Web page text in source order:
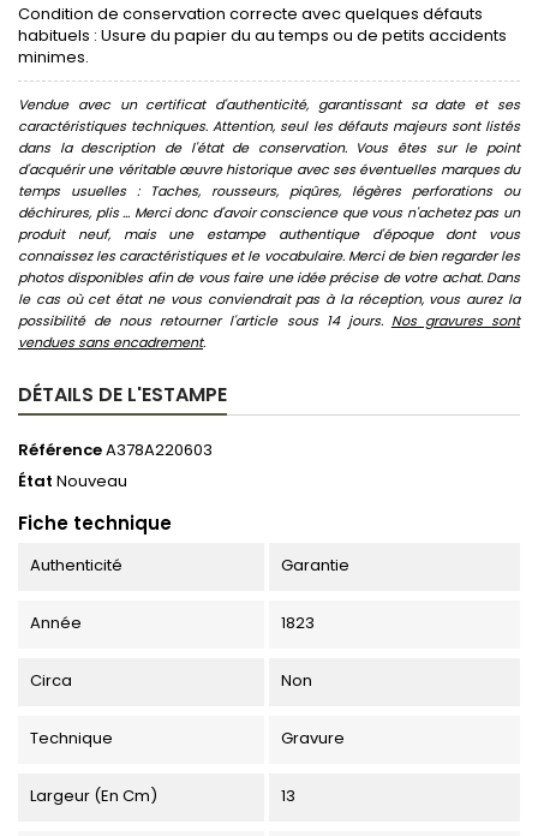
Condition de conservation correcte avec quelques défauts
habituels : Usure du papier du au temps ou de petits accidents
minimes.
Vendue avec un certificat d'authenticité, garantissant sa date et ses
caractéristiques techniques. Attention, seul les défauts majeurs sont listés
dans la description de l'état de conservation. Vous êtes sur le point
d'acquérir une véritable œuvre historique avec ses éventuelles marques du
temps usuelles : Taches, rousseurs, piqûres, légères perforations ou
déchirures, plis ... Merci donc d'avoir conscience que vous n'achetez pas un
produit neuf, mais une estampe authentique d'époque dont vous
connaissez les caractéristiques et le vocabulaire. Merci de bien regarder les
photos disponibles afin de vous faire une idée précise de votre achat. Dans
le cas où cet état ne vous conviendrait pas à la réception, vous aurez la
possibilité de nous retourner l'article sous 14 jours. Nos gravures sont
vendues sans encadrement.
DÉTAILS DE L'ESTAMPE
RéférenceA378A220603
État Nouveau
Fiche technique
Authenticité Garantie
Année 1823
Circa Non
Technique Gravure
Largeur (en Cm) 13